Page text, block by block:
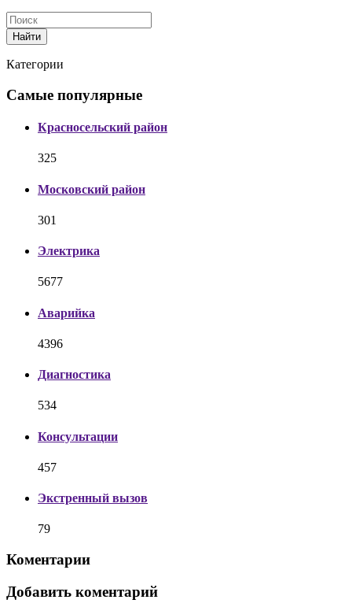
Найти
Категории
Самые популярные
Красносельский район
325
Московский район
301
Электрика
5677
Аварийка
4396
Диагностика
534
Консультации
457
Экстренный вызов
79
Коментарии
Добавить коментарий